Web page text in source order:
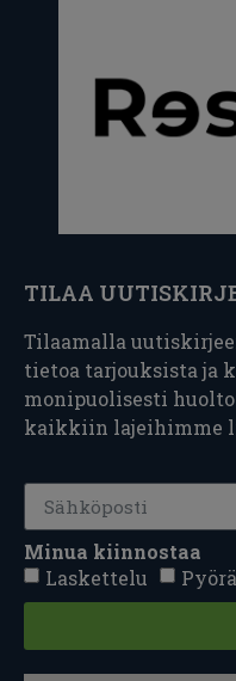
TILAA
Tilaamalla
tietoa tarjouksista ja
monipuolisesti
kaikkiin lajeihimme
Minua kiinnostaa
Laskettelu